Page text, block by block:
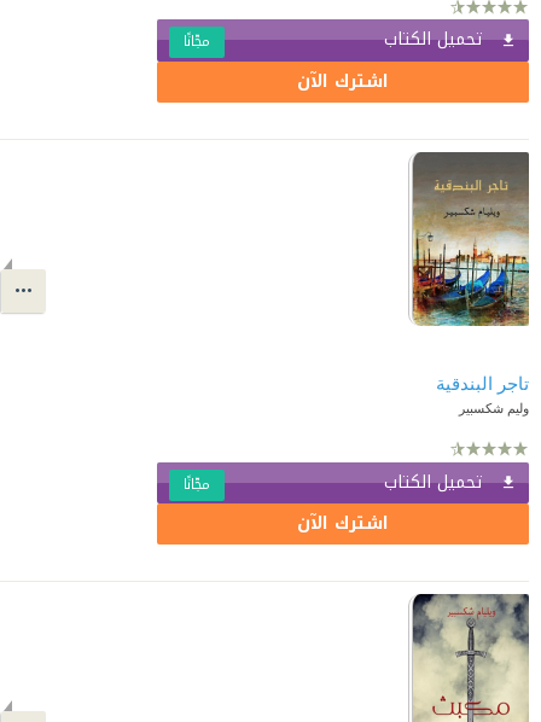
تحميل الكتاب مجّانًا
اشترك الآن
تاجر البندقية
وليم شكسبير
تحميل الكتاب مجّانًا
اشترك الآن